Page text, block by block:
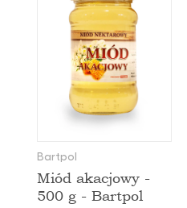
Bartpol
Miód akacjowy -
500 g - Bartpol